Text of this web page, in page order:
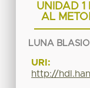
UNIDAD 1
AL
LUNA
URI:
http://